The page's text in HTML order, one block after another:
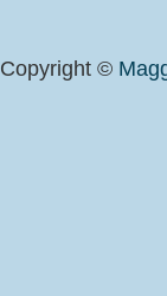
Copyright ©